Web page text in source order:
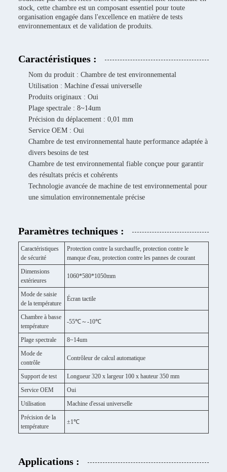
stock, cette chambre est un composant essentiel pour toute
organisation engagée dans l'excellence en matière de tests
environnementaux et de validation de produits.
Caractéristiques :
Nom du produit : Chambre de test environnemental
Utilisation : Machine d'essai universelle
Produits originaux : Oui
Plage spectrale : 8~14um
Précision du déplacement : 0,01 mm
Service OEM : Oui
Chambre de test environnemental haute performance adaptée à
divers besoins de test
Chambre de test environnemental fiable conçue pour garantir
des résultats précis et cohérents
Technologie avancée de machine de test environnemental pour
une simulation environnementale précise
Paramètres techniques :
Caractéristiques
de sécurité
Protection contre la surchauffe, protection contre le
manque d'eau, protection contre les pannes de courant
Dimensions
extérieures
1060*580*1050mm
Mode de saisie
de la température
Écran tactile
Chambre à basse
température
-55℃～-10℃
Plage spectrale
8~14um
Mode de
contrôle
Contrôleur de calcul automatique
Support de test
Longueur 320 x largeur 100 x hauteur 350 mm
Service OEM
Oui
Utilisation
Machine d'essai universelle
Précision de la
température
±1℃
Applications :